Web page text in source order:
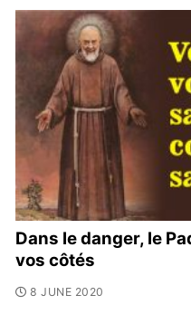
Dans le danger, le
vos côtés
8 JUNE 2020